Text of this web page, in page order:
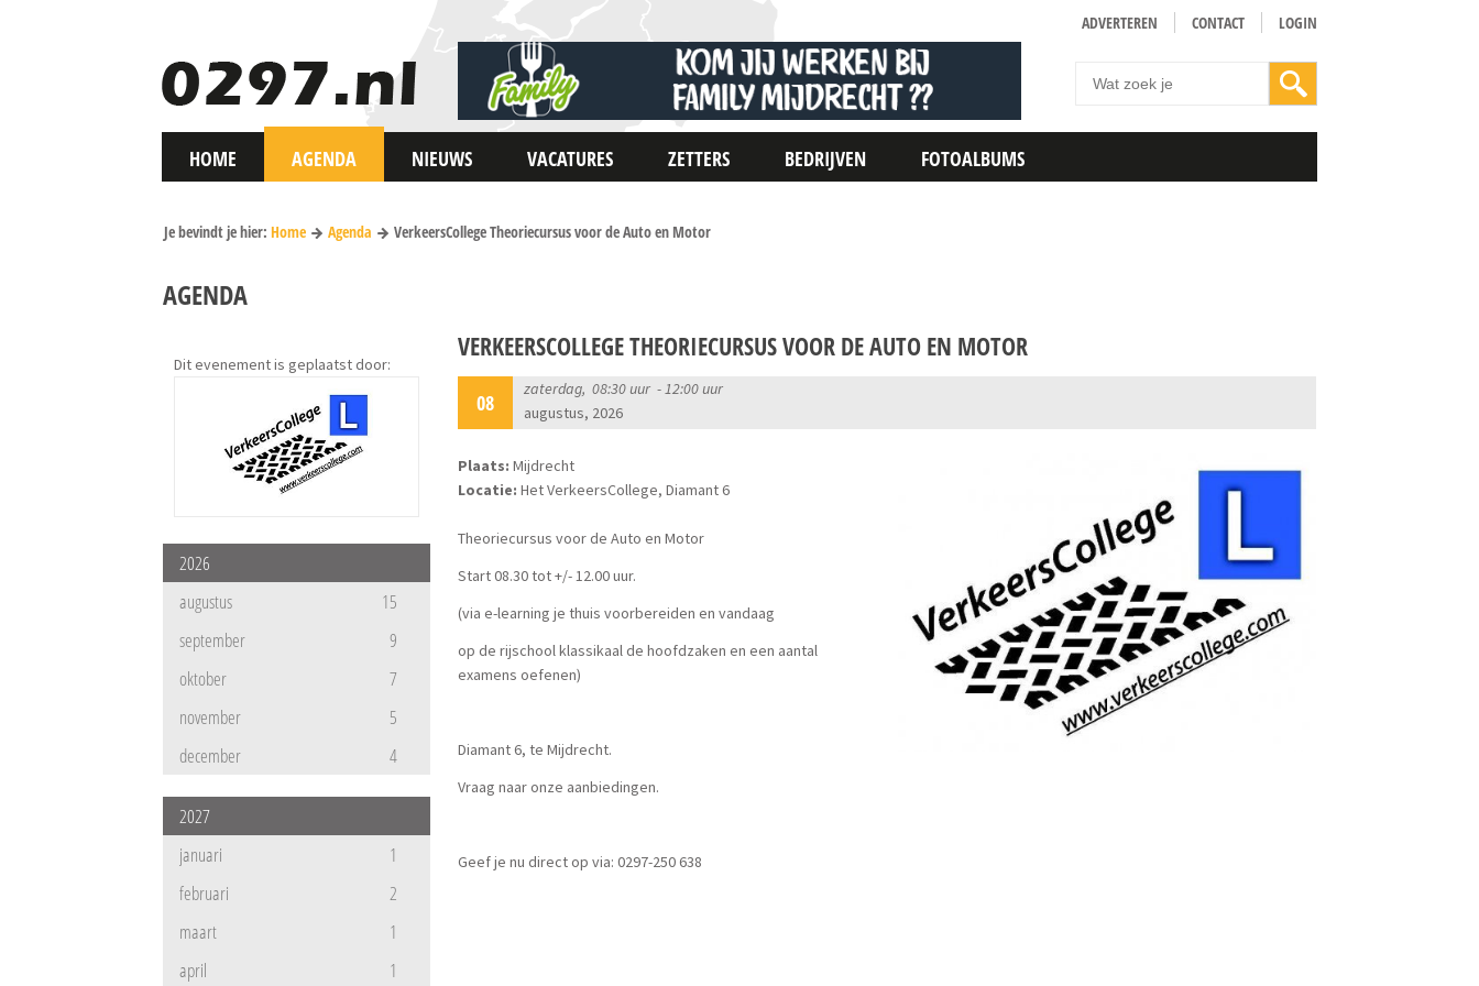
ADVERTEREN CONTACT LOGIN
HOME AGENDA NIEUWS VACATURES ZETTERS BEDRIJVEN FOTOALBUMS
Je bevindt je hier: Home Agenda VerkeersCollege Theoriecursus voor de Auto en Motor
AGENDA
Dit evenement is geplaatst door:
2026
augustus
15
september
9
oktober
7
november
5
december
4
2027
januari
1
februari
2
maart
1
april
1
VERKEERSCOLLEGE THEORIECURSUS VOOR DE AUTO EN MOTOR
08
zaterdag, 08:30 uur - 12:00 uur
augustus, 2026
Plaats: Mijdrecht
Locatie: Het VerkeersCollege, Diamant 6
Theoriecursus voor de Auto en Motor
Start 08.30 tot +/- 12.00 uur.
(via e-learning je thuis voorbereiden en vandaag
op de rijschool klassikaal de hoofdzaken en een aantal
examens oefenen)
Diamant 6, te Mijdrecht.
Vraag naar onze aanbiedingen.
Geef je nu direct op via: 0297-250 638